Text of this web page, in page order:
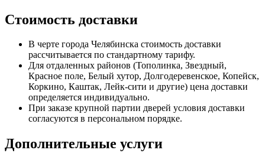
Стоимость доставки
В черте города Челябинска стоимость доставки
рассчитывается по стандартному тарифу.
Для отдаленных районов (Тополинка, Звездный,
Красное поле, Белый хутор, Долгодеревенское, Копейск,
Коркино, Каштак, Лейк-сити и другие) цена доставки
определяется индивидуально.
При заказе крупной партии дверей условия доставки
согласуются в персональном порядке.
Дополнительные услуги